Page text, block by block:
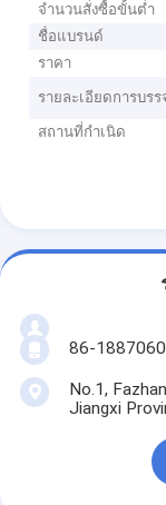
จำนวนสั่งซื้อขั้นต่ำ
ชื่อแบรนด์
ราคา
รายละเอียดการบรร
สถานที่กำเนิด
86-
No.1,
Jiangxi